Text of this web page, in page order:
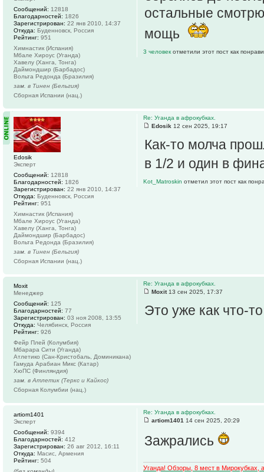
остальные
мощь
3 человек отметили этот пост как
Сообщений: 12818
Благодарностей: 1826
Зарегистрирован: 22 янв 2010, 14:37
Откуда: Буденновск, Россия
Рейтинг: 951
Химнастик (Испания)
Мбале Хироус (Уганда)
Хавелу (Ханга, Тонга)
Даймондшир (Барбадос)
Вольта Редонда (Бразилия)
зам. в Тинен (Бельгия)
Сборная Испании (нац.)
Re: Уганда в афрокубках.
Edosik 12 сен 2025, 19:17
Как-то молча
в 1/2 и один в
Kot_Matroskin отметил этот пост как
Edosik
Эксперт
Сообщений: 12818
Благодарностей: 1826
Зарегистрирован: 22 янв 2010, 14:37
Откуда: Буденновск, Россия
Рейтинг: 951
Химнастик (Испания)
Мбале Хироус (Уганда)
Хавелу (Ханга, Тонга)
Даймондшир (Барбадос)
Вольта Редонда (Бразилия)
зам. в Тинен (Бельгия)
Сборная Испании (нац.)
Re: Уганда в афрокубках.
Moxit13 сен 2025, 17:37
Это уже как что-
Moxit
Менеджер
Сообщений: 125
Благодарностей: 77
Зарегистрирован: 03 ноя 2008, 13:55
Откуда: Челябинск, Россия
Рейтинг: 926
Фейр Плей (Колумбия)
Мбарара Сити (Уганда)
Атлетико (Сан-Кристобаль, Доминикана)
Гамуда Арабиан Микс (Катар)
ХюПС (Финляндия)
зам. в Атлетик (Теркс и Кайкос)
Сборная Колумбии (нац.)
Re: Уганда в афрокубках.
artiom1401 14 сен 2025, 20:29
Зажрались
Уганда! Обзоры, 8 мест в Мирокубках,
artiom1401
Эксперт
Сообщений: 9394
Благодарностей: 412
Зарегистрирован: 26 авг 2012, 16:11
Откуда: Масис, Армения
Рейтинг: 504